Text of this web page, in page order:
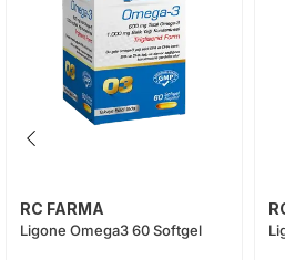
RC FARMA
Ligone Omega3 60 Softgel